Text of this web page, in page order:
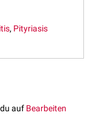
, Pityriasis
auf Bearbeiten